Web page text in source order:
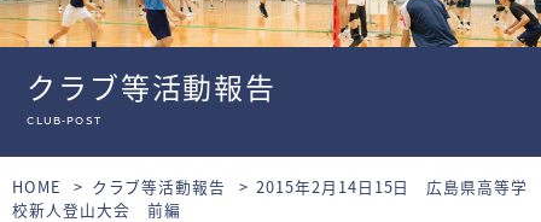
クラブ等活動報告
club-post
HOME クラブ等活動報告
2015年2月14日15日 広島県高等学
校新人登山大会 前編